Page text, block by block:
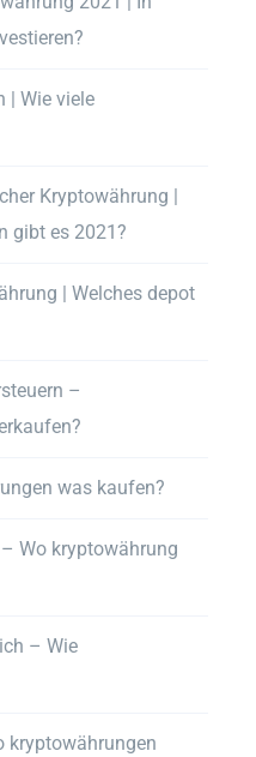
| Wie viele
Kryptowährung |
gibt es 2021?
| Welches depot
–
was kaufen?
Wo kryptowährung
– Wie
kryptowährungen